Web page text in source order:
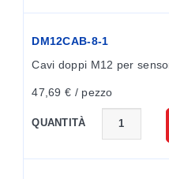
DM12CAB-8-1
Cavi doppi M12 per
47,69 € / pezzo
QUANTITÀ